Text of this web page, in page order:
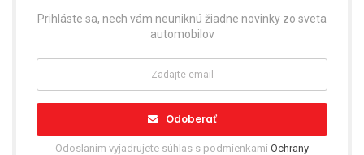
Prihláste sa, nech vám neuniknú žiadne novinky zo sveta
automobilov
Odoberať
Odoslaním vyjadrujete súhlas s podmienkami Ochrany